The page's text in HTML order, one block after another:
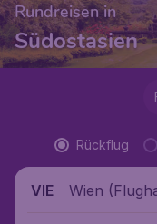
Rundreisen in
Südostasien
Rückflug
VIE
Wien